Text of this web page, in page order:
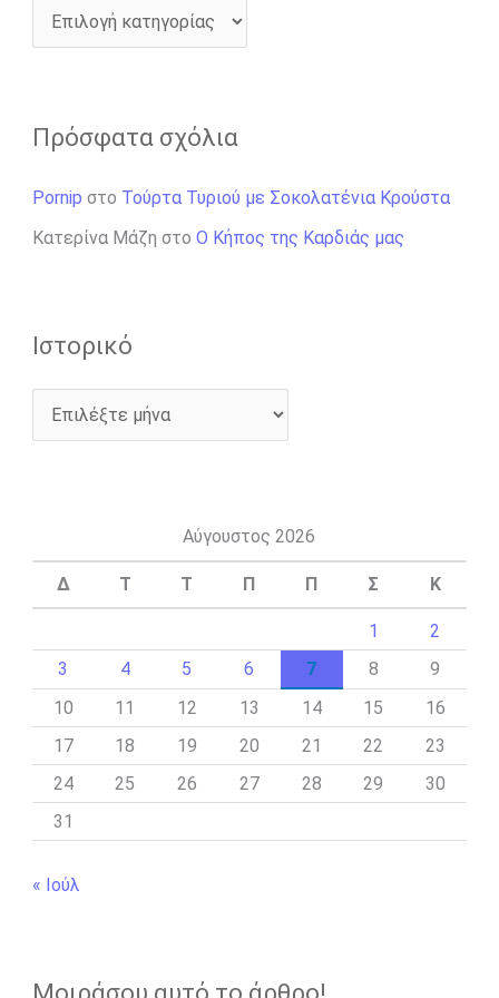
Πρόσφατα σχόλια
Pornip στο Τούρτα Τυριού με Σοκολατένια Κρούστα
Κατερίνα Μάζη στο Ο Κήπος της Καρδιάς μας
Ιστορικό
Αύγουστος 2026
Δ Τ Τ Π Π Σ Κ
1
2
3
4 5 6 7 8
9
10
11 12 13 14 15
16
17
18 19 20 21 22
23
24
25 26 27 28 29
30
31
« Ιούλ